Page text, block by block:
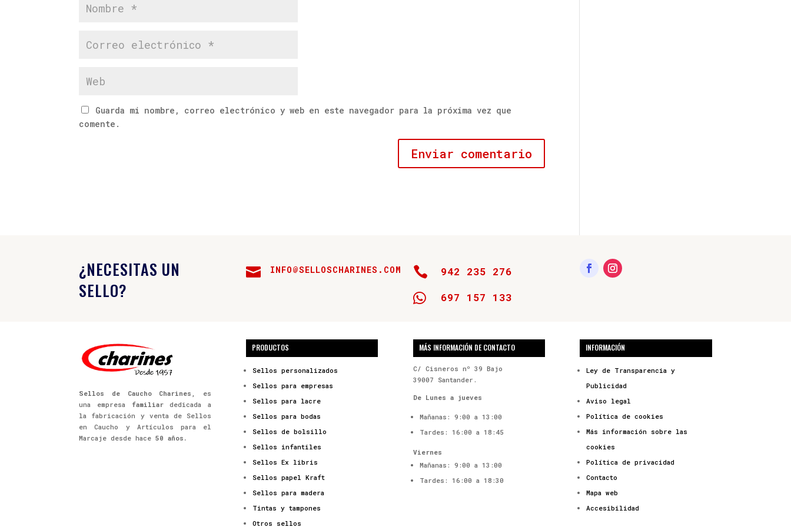
Guarda mi nombre, correo electrónico y web en este navegador para la próxima vez que
comente.
¿NECESITAS UN
SELLO?
 INFO@SELLOSCHARINES.COM  942 235 276
 697 157 133
Sellos de Caucho Charines , es
una empresa familiardedicada a
la fabricación y venta de Sellos
en Caucho y Artículos para el
Marcaje desde hace50 años.
PRODUCTOS
Sellos personalizados
Sellos para empresas
Sellos para lacre
Sellos para bodas
Sellos de bolsillo
Sellos infantiles
Sellos Ex libris
Sellos papel Kraft
Sellos para madera
Tintas y tampones
Otros sellos
MÁS INFORMACIÓN DE CONTACTO
C/ Cisneros nº 39 Bajo
39007 Santander.
De Lunes a jueves
Mañanas: 9:00 a 13:00
Tardes: 16:00 a 18:45
Viernes
Mañanas: 9:00 a 13:00
Tardes: 16:00 a 18:30
INFORMACIÓN
Ley de Transparencia y
Publicidad
Aviso legal
Política de cookies
Más información sobre las
cookies
Política de privacidad
Contacto
Mapa web
Accesibilidad